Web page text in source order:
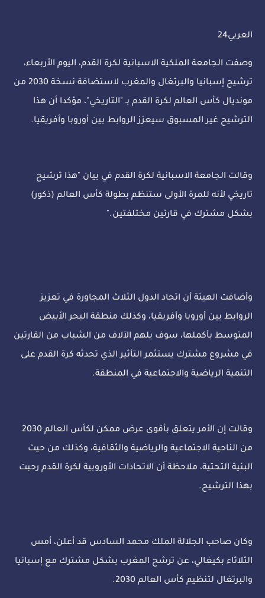
العربي24
وصفت الجامعة الملكية الاسبانية لكرة القدم، اليوم الأربعاء،
ترشيح إسبانيا والبرتغال والمغرب لاستضافة نسخة 2030 من
مونديال كأس العالم لكرة القدم بـ "التاريخي"، مؤكدا أن هذا
الترشيح غير المسبوق سيعزز الروابط بين أوروبا وأفريقيا.
وقالت الجامعة الاسبانية لكرة القدم في بيان "هذا ترشيح
تاريخي لأنه للمرة الأولى ستنظم بطولة كأس العالم (ذكور)
بشكل مشترك في قارتين مختلفتين."
وأضافت الهيئة أن اتحاد الدول الثلاث المجاورة في تعزيز
الروابط بين أوروبا وأفريقيا، وكذلك منطقة البحر الأبيض
المتوسط بأكملها، سوف يلهم الآلاف من الشباب من القارتين
في مشروع مشترك يستثمر التأثير الذي تحدثه كرة القدم على
التنمية الرياضية والاجتماعية في المنطقة.
وقالت إن الأمر يتعلق بأقوى عرض ممكن لكأس العالم 2030
من الناحية الاجتماعية والرياضية والثقافية، وكذلك من حيث
البنية التحتية، ملاحظة أن الاتحادات الأوروبية لكرة القدم رحبت
بهذا الترشيح.
وكان صاحب الجلالة الملك محمد السادس قد أعلن، أمس
الثلاثاء بكيغالي، عن ترشح المغرب بشكل مشترك مع إسبانيا
والبرتغال لتنظيم كأس العالم 2030.